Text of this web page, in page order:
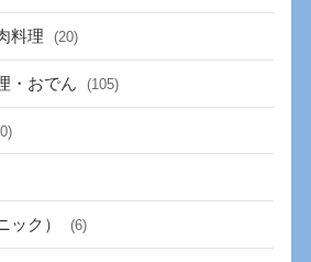
料理 (20)
・おでん (105)
ック） (6)